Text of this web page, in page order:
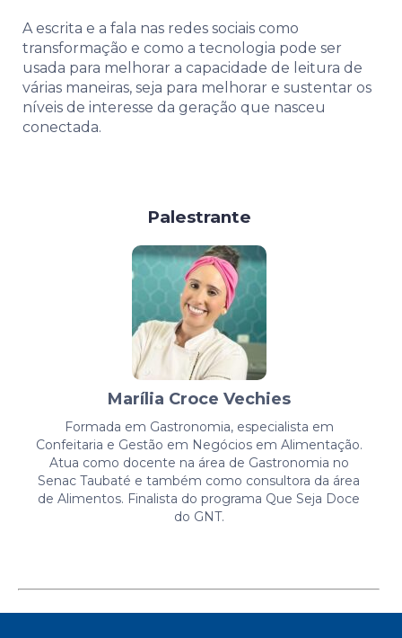
A escrita e a fala nas redes sociais como
transformação e como a tecnologia pode ser
usada para melhorar a capacidade de leitura de
várias maneiras, seja para melhorar e sustentar os
níveis de interesse da geração que nasceu
conectada.
Palestrante
Marília Croce Vechies
Formada em Gastronomia, especialista em
Confeitaria e Gestão em Negócios em Alimentação.
Atua como docente na área de Gastronomia no
Senac Taubaté e também como consultora da área
de Alimentos. Finalista do programa Que Seja Doce
do GNT.